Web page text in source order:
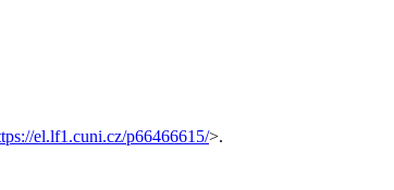
el.lf1.cuni.cz/p66466615/>.